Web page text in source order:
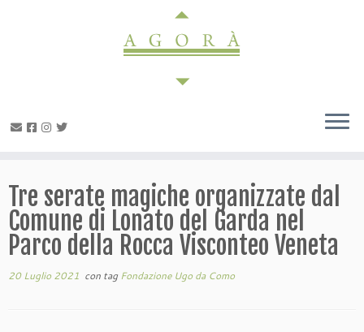
Tre serate magiche organizzate dal
Comune di Lonato del Garda nel
Parco della Rocca Visconteo Veneta
20 Luglio 2021 con tagFondazione Ugo da Como